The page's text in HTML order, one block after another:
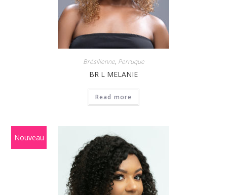
Brésilienne, Perruque
BR L MELANIE
Read more
Nouveau